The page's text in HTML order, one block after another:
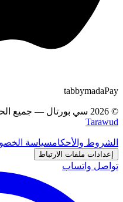
Pay
mada
tabby
©
2026 سي بورتال — جميع
Tarawud
الشروط والأحكامسياسة
إعدادات ملفات الارتباط
تواصل واتساب